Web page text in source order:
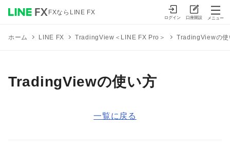
ホーム LINE FX TradingView＜LINE FX Pro＞ TradingViewの使
TradingViewの使い方
一覧に戻る
FXならLINE FX
ログイン 口座開設 メニュー